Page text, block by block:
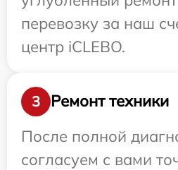
перевозку за наш
центр iCLEBO.
3
Ремонт техники
После полной
согласуем с вами